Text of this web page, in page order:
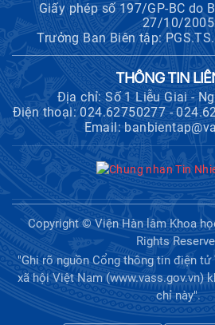
Giấy phép số 197/GP-BC do
27/10/2005
Trưởng Ban Biên tập:
THÔNG TIN
Địa chỉ: Số 1 Liễu Giai -
Điện thoại: 024.62750277 -
Email:
Copyright © Viện Hàn lâm Khoa
Rights
"Ghi rõ nguồn Cổng thông tin điện
xã hội Việt Nam (www.vass.gov.vn)
chỉ này".